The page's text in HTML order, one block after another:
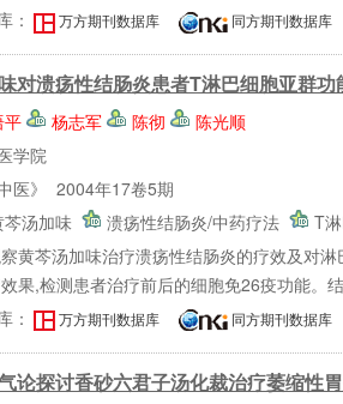
：
万方期刊数据库 同方期刊数据库
对溃疡性结肠炎患者T淋巴细胞亚群
平 杨志军 陈彻
陈光顺
学院
医》 2004年17卷5期
芩汤加味 溃疡性结肠炎/中药疗法
T
黄芩汤加味治疗溃疡性结肠炎的疗效及对
果,检测患者治疗前后的细胞免26疫功能。
：
万方期刊数据库 同方期刊数据库
论探讨香砂六君子汤化裁治疗萎缩性